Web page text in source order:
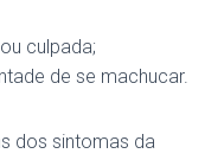
culpada;
de se machucar.
dos sintomas da